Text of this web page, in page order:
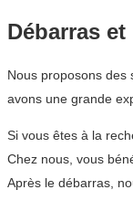
Débarras
Nous proposons des
avons une grande
Si vous êtes à la
Chez nous, vous
Après le débarras,